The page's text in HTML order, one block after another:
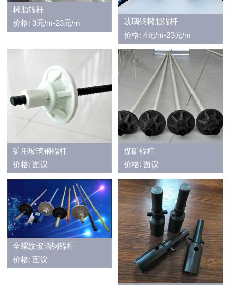
树脂锚杆
价格: 3元/m-23元/m
玻璃钢树脂锚杆
价格: 4元/m-23元/m
矿用玻璃钢锚杆
价格: 面议
煤矿锚杆
价格: 面议
全螺纹玻璃钢锚杆
价格: 面议